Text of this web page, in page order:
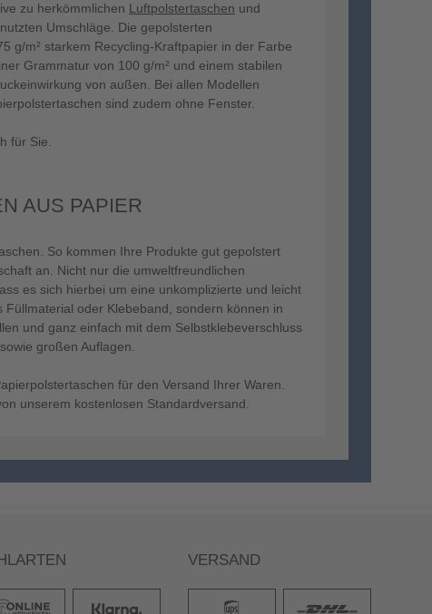
zu herkömmlichen Luftpolstertaschen und
Umschläge. Die gepolsterten
g/m² starkem Recycling-Kraftpapier in der Farbe
Grammatur von 100 g/m² und einem stabilen
von außen. Bei allen Modellen
sind zudem ohne Fenster.
für Sie.
AUS PAPIER
So kommen Ihre Produkte gut gepolstert
an. Nicht nur die umweltfreundlichen
es sich hierbei um eine unkomplizierte und leicht
oder Klebeband, sondern können in
und ganz einfach mit dem Selbstklebeverschluss
großen Auflagen.
für den Versand Ihrer Waren.
unserem kostenlosen Standardversand.
VERSAND